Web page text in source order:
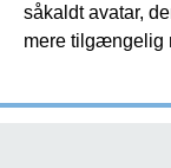
såkaldt avatar,
mere tilgængelig